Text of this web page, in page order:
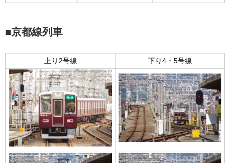
■京都線列車
上り2号線 下り4・5号線